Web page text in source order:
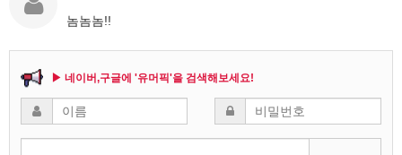
놈놈놈!!
▶ 네이버,구글에 '유머픽'을 검색해보세요!